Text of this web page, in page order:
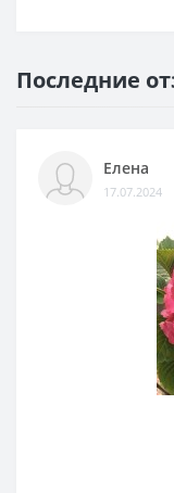
Последние
Елена
17.07.2024